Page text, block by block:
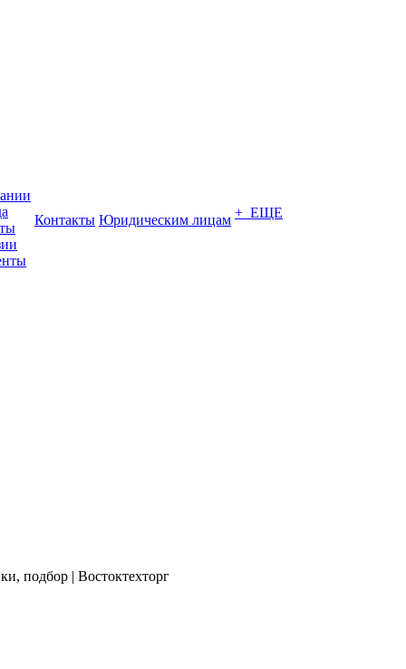
Контакты Юридическим лицам + ЕЩЕ
подбор | Востоктехторг